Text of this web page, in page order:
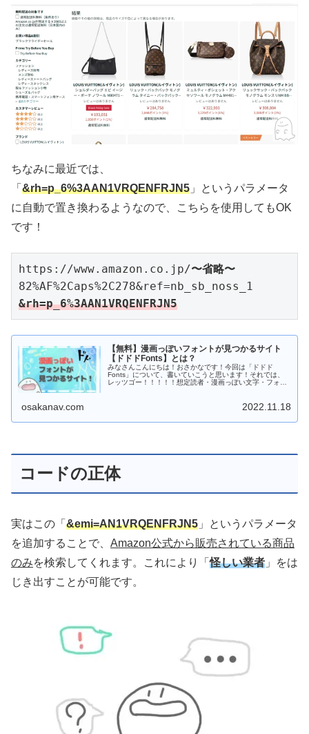
ちなみに最近では、
「 &rh=p_6%3AAN1VRQENFRJN5 」というパラメータ
に自動で置き換わるようなので、こちらを使用してもOK
です！
https://www.amazon.co.jp/〜省略〜
82%AF%2Caps%2C278&ref=nb_sb_noss_1
&rh=p_6%3AAN1VRQENFRJN5
【無料】漫画っぽいフォントが見つかるサイト
【ドドドFonts】とは？
みなさんこんにちは！おさかなです！今回は「ドドド
Fonts」について、書いていこうと思います！それでは、
レッツゴー！！！！！想定読者・漫画っぽい文字・フォン
osakanav.com 2022.11.18
コードの正体
実はこの「 &emi=AN1VRQENFRJN5 」というパラメータ
を追加することで、 Amazon公式から販売されている商品
のみを検索してくれます。これにより「怪しい業者 」をは
じき出すことが可能です。